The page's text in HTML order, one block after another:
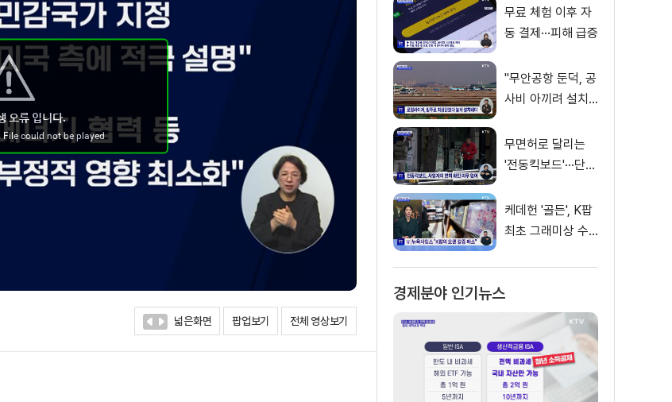
넓은화면 팝업보기 전체 영상보기
스의 맥]
무료 체험 이후 자
동 결제···피해 급증
"무안공항 둔덕, 공
사비 아끼려 설치···
무면허로 달리는
'전동킥보드'···단속
케데헌 '골든', K팝
최초 그래미상 수
경제분야 인기뉴스